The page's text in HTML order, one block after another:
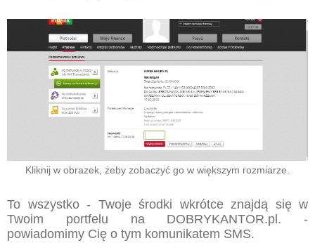
Kliknij w obrazek, żeby zobaczyć go w większym rozmiarze.
To wszystko - Twoje środki wkrótce znajdą się w
Twoim portfelu na DOBRYKANTOR.pl. -
powiadomimy Cię o tym komunikatem SMS.